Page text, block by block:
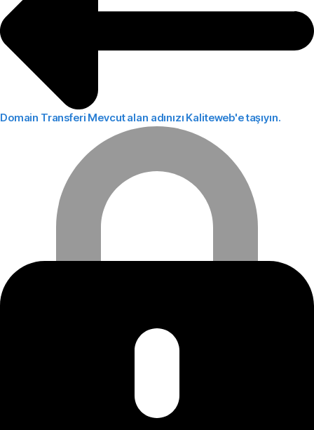
Domain Transferi Mevcut alan adınızı Kaliteweb'e taşıyın.